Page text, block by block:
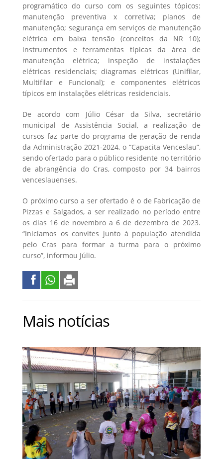
programático do curso com os seguintes tópicos:
manutenção preventiva x corretiva; planos de
manutenção; segurança em serviços de manutenção
elétrica em baixa tensão (conceitos da NR 10);
instrumentos e ferramentas típicas da área de
manutenção elétrica; inspeção de instalações
elétricas residenciais; diagramas elétricos (Unifilar,
Multifilar e Funcional); e componentes elétricos
típicos em instalações elétricas residenciais.
De acordo com Júlio César da Silva, secretário
municipal de Assistência Social, a realização de
cursos faz parte do programa de geração de renda
da Administração 2021-2024, o “Capacita Venceslau”,
sendo ofertado para o público residente no território
de abrangência do Cras, composto por 34 bairros
venceslauenses.
O próximo curso a ser ofertado é o de Fabricação de
Pizzas e Salgados, a ser realizado no período entre
os dias 16 de novembro a 6 de dezembro de 2023.
“Iniciamos os convites junto à população atendida
pelo Cras para formar a turma para o próximo
curso”, informou Júlio.
Mais notícias